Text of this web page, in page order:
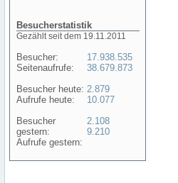
Besucherstatistik
Gezählt seit dem 19.11.2011
Besucher:
Seitenaufrufe:
Besucher heute:
Aufrufe heute:
Besucher
gestern:
Aufrufe gestern:
17.938.535
38.679.873
2.879
10.077
2.108
9.210